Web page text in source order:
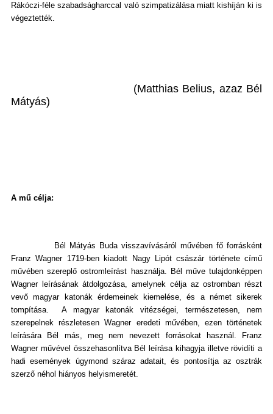
Rákóczi-féle szabadságharccal való szimpatizálása miatt kishíján ki is
végeztették.
(Matthias Belius, azaz Bél
Mátyás)
A mű célja:
Bél Mátyás Buda visszavívásáról művében fő forrásként
Franz Wagner 1719-ben kiadott Nagy Lipót császár története című
művében szereplő ostromleírást használja. Bél műve tulajdonképpen
Wagner leírásának átdolgozása, amelynek célja az ostromban részt
vevő magyar katonák érdemeinek kiemelése, és a német sikerek
tompítása. A magyar katonák vitézségei, természetesen, nem
szerepelnek részletesen Wagner eredeti művében, ezen történetek
leírására Bél más, meg nem nevezett forrásokat használ. Franz
Wagner művével összehasonlítva Bél leírása kihagyja illetve rövidíti a
hadi események úgymond száraz adatait, és pontosítja az osztrák
szerző néhol hiányos helyismeretét.